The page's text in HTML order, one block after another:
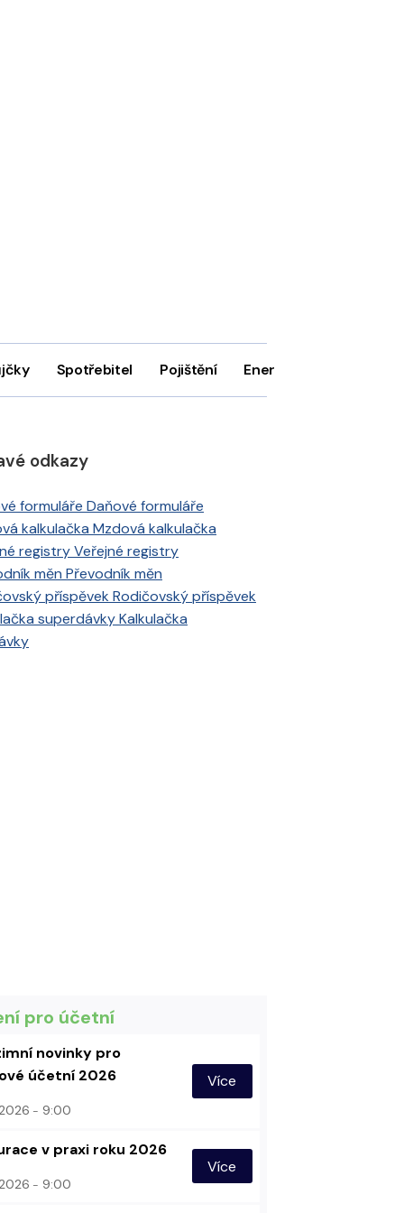
Spotřebitel Pojištění Energie
odkazy
Daňové formuláře
Mzdová kalkulačka
Veřejné registry
Převodník měn
Rodičovský příspěvek
Kalkulačka
pro účetní
novinky pro
účetní 2026
9:00
Více
v praxi roku 2026
9:00
Více